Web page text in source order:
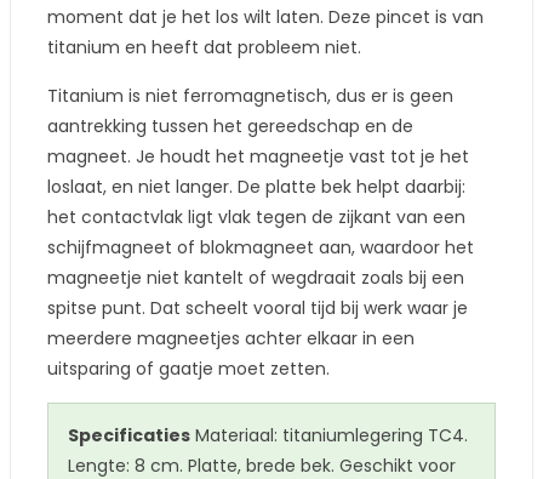
moment dat je het los wilt laten. Deze pincet is van
titanium en heeft dat probleem niet.
Titanium is niet ferromagnetisch, dus er is geen
aantrekking tussen het gereedschap en de
magneet. Je houdt het magneetje vast tot je het
loslaat, en niet langer. De platte bek helpt daarbij:
het contactvlak ligt vlak tegen de zijkant van een
schijfmagneet of blokmagneet aan, waardoor het
magneetje niet kantelt of wegdraait zoals bij een
spitse punt. Dat scheelt vooral tijd bij werk waar je
meerdere magneetjes achter elkaar in een
uitsparing of gaatje moet zetten.
Specificaties Materiaal: titaniumlegering TC4.
Lengte: 8 cm. Platte, brede bek. Geschikt voor